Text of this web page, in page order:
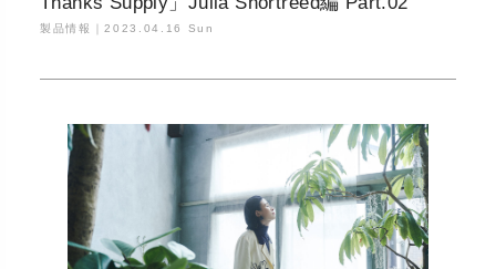
製品情報｜2023.04.16 Sun